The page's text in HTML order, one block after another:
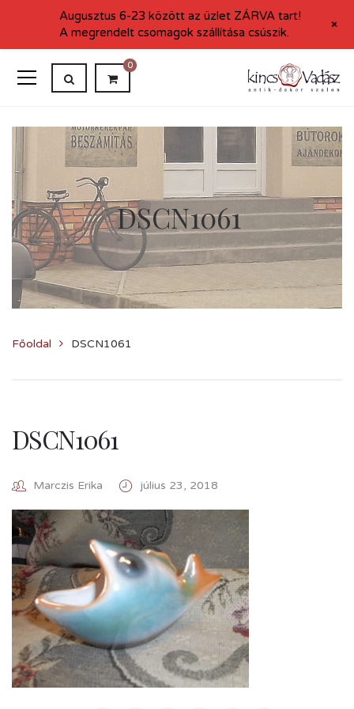
0
DSCN1061
Főoldal DSCN1061
DSCN1061
Marczis Erika július 23, 2018
Augusztus 6-23 között az üzlet ZÁRVA tart!
A megrendelt csomagok szállítása csúszik.
+